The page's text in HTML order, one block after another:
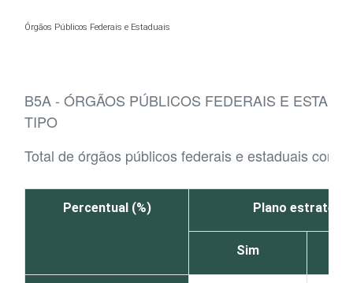
Órgãos Públicos Federais e Estaduais
B5A - ÓRGÃOS PÚBLICOS FEDERAIS E
TIPO
Total de órgãos públicos federais e estaduais com
Percentual (%) Plano
Sim